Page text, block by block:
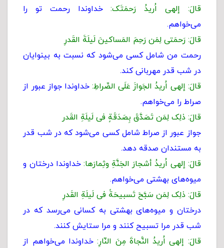
قالَ: إلهی اُریدُ رَحمَتَک:
خداوندا رحمت تو را
می‌خواهم.
قالَ: رَحمَتی لِمَن رَحِمَ المَساکینَ لَیلَةَ القَدرِ
رحمت من شامل کسی می‌شود که نسبت به بینوایان
در شب قدر مهربانی کند.
قالَ: إلهی اُریدُ الجَوازَ عَلَى الصِّراطِ: خداوندا جواز عبور از
صراط را می‌خواهم.
قالَ: ذلِک لِمَن تَصَدَّقَ بِصَدَقَةٍ فی لَیلَةِ القَدر
جواز عبور از صراط شامل کسی می‌شود که در شب قدر
به مستندان صدقه دهد.
قالَ: إلهی اُریدُ أشجارَ الجَنَّةِ وثِمارَها: خداوندا درختان و
میوه‌های بهشتی می‌خواهم.
قالَ: ذلِک لِمَن سَبَّحَ تَسبیحَةً فی لَیلَةِ القَدرِ
درختان و میوه‌های بهشتی به کسانی می‌رسد که در
شب قدر مرا تسبیح کنند و مرا ستایش کنند.
قالَ: إلهی اُریدُ النَّجاةَ مِنَ النّارِ: خداوندا می‌خواهم از